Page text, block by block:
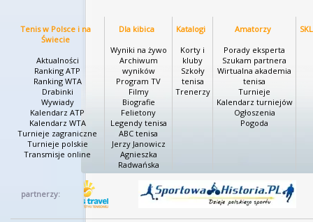
Tenis w Polsce i na
Świecie
Aktualności
Ranking ATP
Ranking WTA
Drabinki
Wywiady
Kalendarz ATP
Kalendarz WTA
Turnieje zagraniczne
Turnieje polskie
Transmisje online
Dla kibica
Wyniki na żywo
Archiwum
wyników
Program TV
Filmy
Biografie
Felietony
Legendy tenisa
ABC tenisa
Jerzy Janowicz
Agnieszka
Radwańska
Katalogi
Korty i
kluby
Szkoły
tenisa
Trenerzy
Amatorzy
Porady eksperta
Szukam partnera
Wirtualna akademia
tenisa
Turnieje
Kalendarz turniejów
Ogłoszenia
Pogoda
partnerzy: